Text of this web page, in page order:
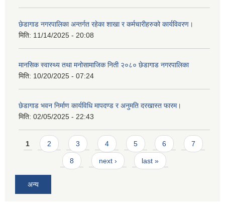
छेडागाड नगरपालिका अन्तर्गत रहेका शाखा र कर्मचारीहरुको कार्यविवरण।
मिति: 11/14/2025 - 20:08
मानसिक स्वास्थ्य तथा मनोसामाजिक निती २०८० छेडागाड नगरपालिका
मिति: 10/20/2025 - 07:24
छेडागाड भवन निर्माण कार्यविधि मापदण्ड र अनुमति दरखास्त फारम।
मिति: 02/05/2025 - 22:43
Pages
1 2 3 4 5 6 7
8 next › last »
अन्य